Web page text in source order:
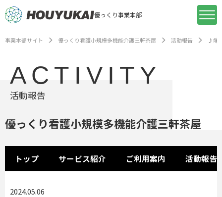
優っくり事業本部
事業本部サイト 優っくり看護小規模多機能介護三軒茶屋 活動報告 ♪端
ACTIVITY
活動報告
優っくり看護小規模多機能介護三軒茶屋
トップ サービス紹介 ご利用案内 活動報告
2024.05.06